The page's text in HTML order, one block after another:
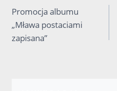
b
o
o
k
i
t
t e
e
wpisu
Promocja albumu
„Mława postaciami
zapisana”